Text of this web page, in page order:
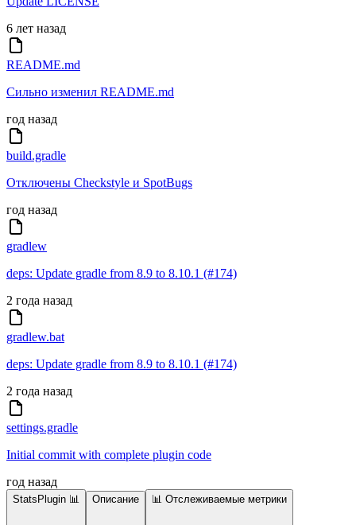
6 лет назад
README.md
Сильно изменил README.md
год назад
build.gradle
Отключены Checkstyle и SpotBugs
год назад
gradlew
deps: Update gradle from 8.9 to 8.10.1 (#174)
2 года назад
gradlew.bat
deps: Update gradle from 8.9 to 8.10.1 (#174)
2 года назад
settings.gradle
Initial commit with complete plugin code
год назад
StatsPlugin 📊 Описание 📊 Отслеживаемые метрики